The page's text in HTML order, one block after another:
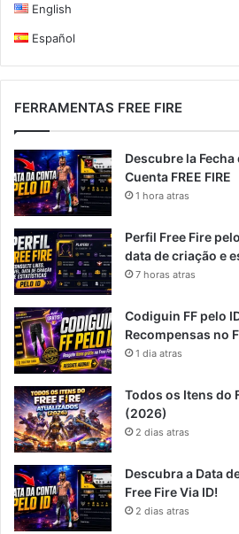
English
Español
FERRAMENTAS FREE FIRE
Descubre la
Cuenta FREE FIRE
1 hora atras
Perfil Free Fire
data de criação e
7 horas atras
Codiguin FF pelo
Recompensas no
1 dia atras
Todos os Itens do
(2026)
2 dias atras
Descubra a Data
Free Fire Via ID!
2 dias atras